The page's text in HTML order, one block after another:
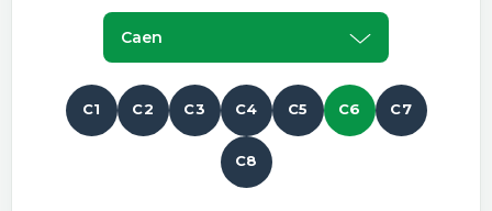
Caen
C1 C2 C3 C4 C5 C6 C7
C8